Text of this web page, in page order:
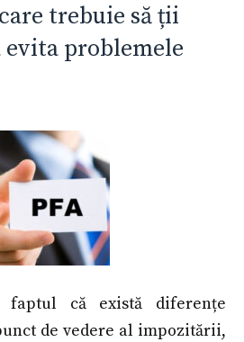
trebuie să ții
problemele
faptul că există diferențe
de vedere al impozitării,